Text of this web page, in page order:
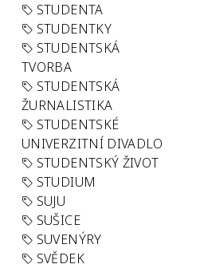
STUDENTA
STUDENTKY
STUDENTSKÁ
TVORBA
STUDENTSKÁ
ŽURNALISTIKA
STUDENTSKÉ
UNIVERZITNÍ DIVADLO
STUDENTSKÝ ŽIVOT
STUDIUM
SUJU
SUŠICE
SUVENÝRY
SVĚDEK